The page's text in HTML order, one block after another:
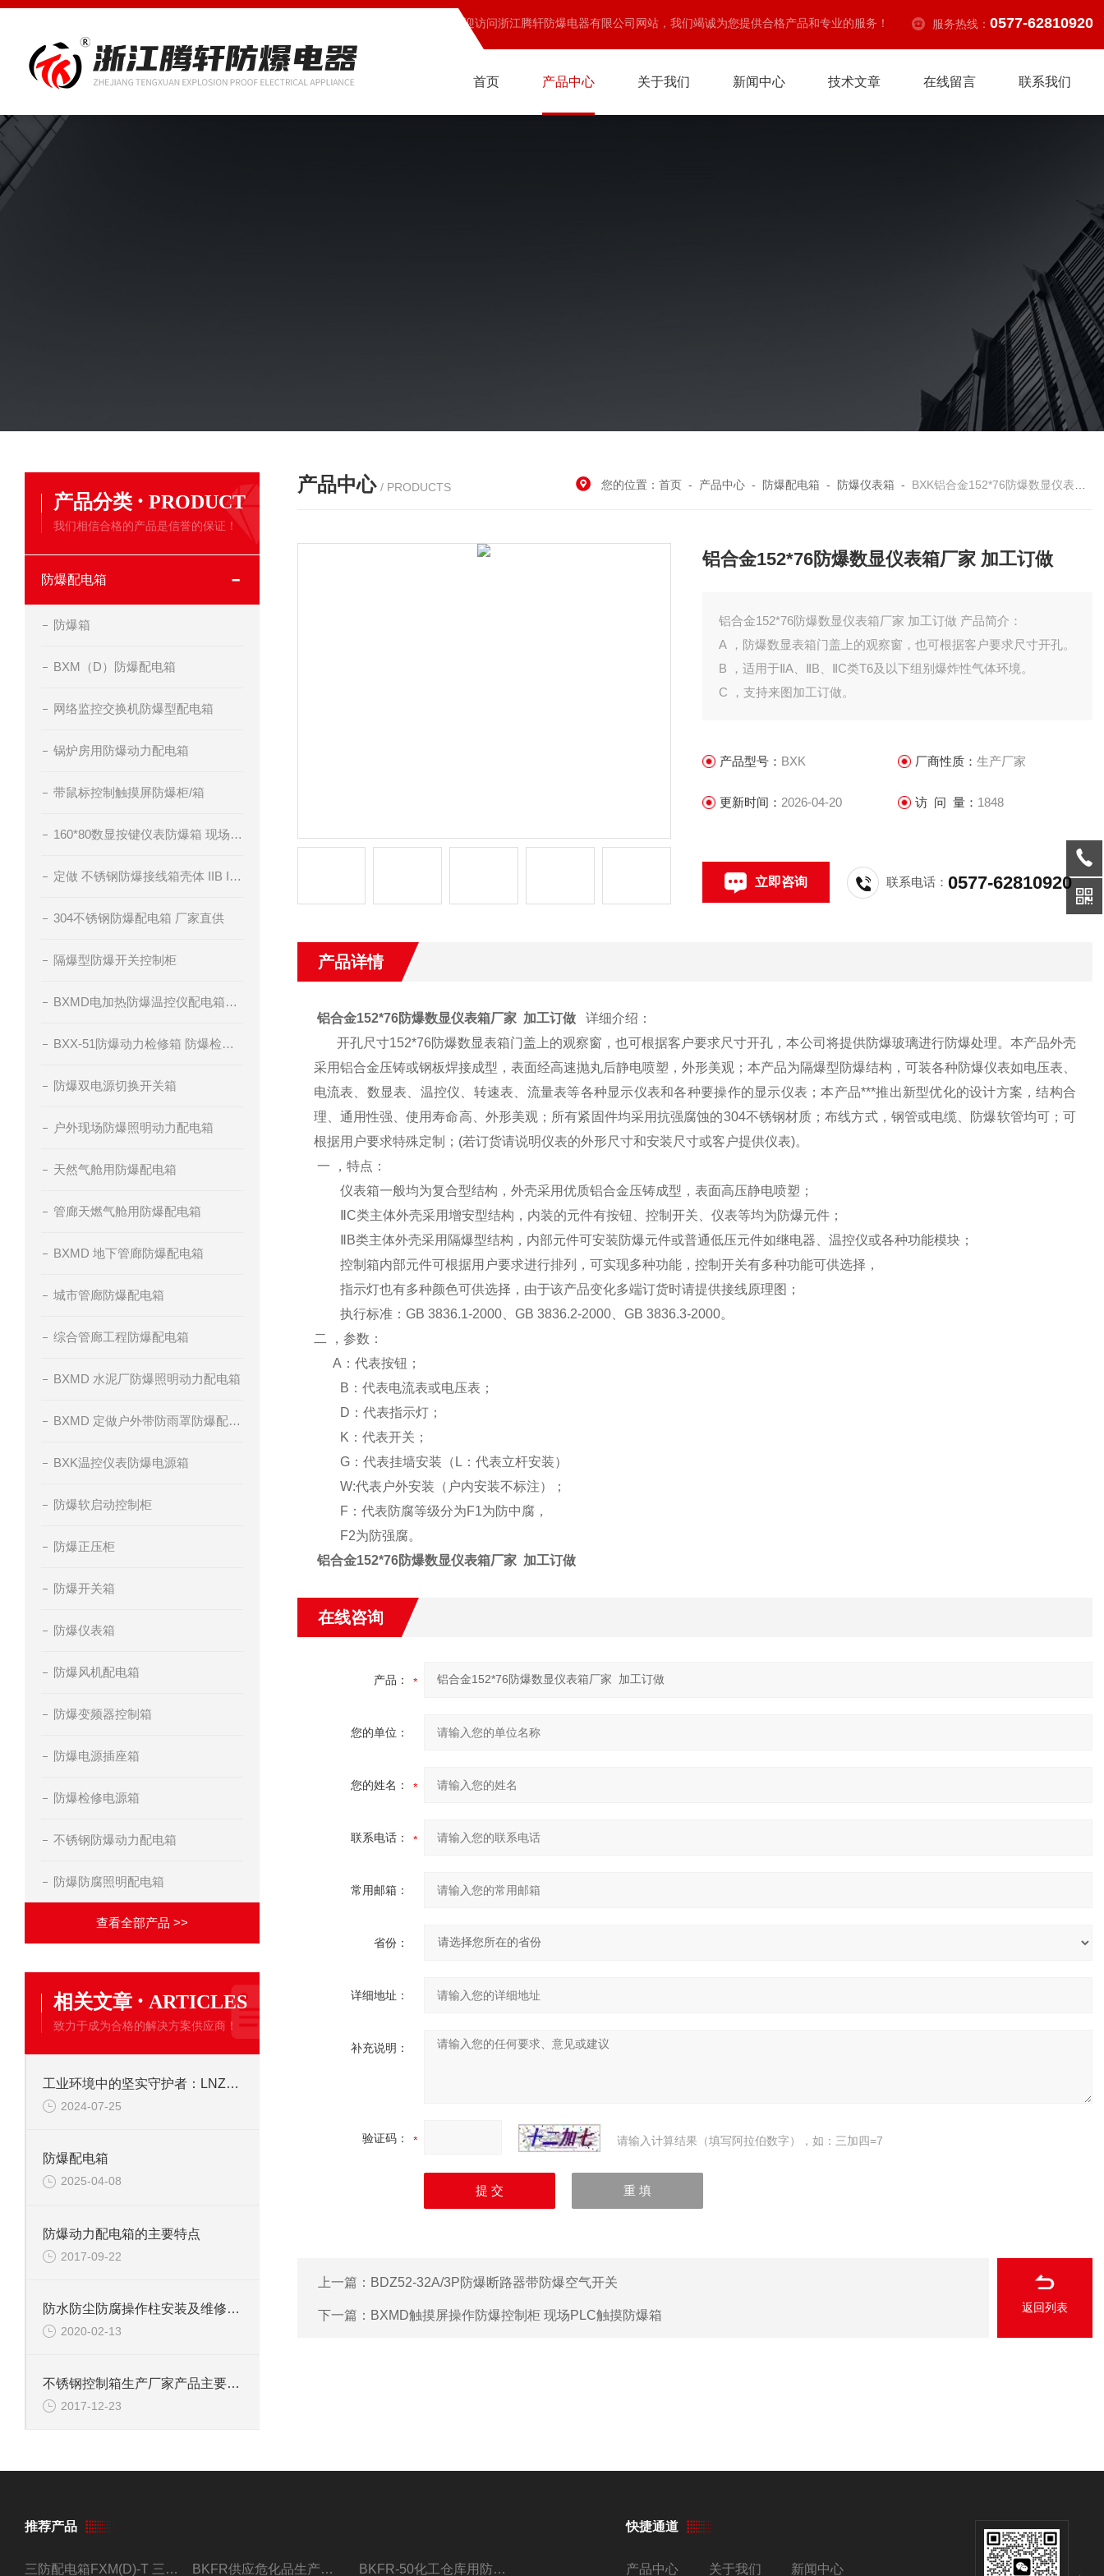
欢迎访问浙江腾轩防爆电器有限公司网站，我们竭诚为您提供合格产品和专业的服务！ 服务热线： 0577-62810920
首页 产品中心 关于我们 新闻中心 技术文章 在线留言 联系我们
产品分类 · PRODUCT
我们相信合格的产品是信誉的保证！
防爆配电箱
防爆箱
BXM（D）防爆配电箱
网络监控交换机防爆型配电箱
锅炉房用防爆动力配电箱
带鼠标控制触摸屏防爆柜/箱
160*80数显按键仪表防爆箱 现场仪表防爆控制箱
定做 不锈钢防爆接线箱壳体 IIB IIC级
304不锈钢防爆配电箱 厂家直供
隔爆型防爆开关控制柜
BXMD电加热防爆温控仪配电箱订做
BXX-51防爆动力检修箱 防爆检修插座箱
防爆双电源切换开关箱
户外现场防爆照明动力配电箱
天然气舱用防爆配电箱
管廊天燃气舱用防爆配电箱
BXMD 地下管廊防爆配电箱
城市管廊防爆配电箱
综合管廊工程防爆配电箱
BXMD 水泥厂防爆照明动力配电箱
BXMD 定做户外带防雨罩防爆配电箱
BXK温控仪表防爆电源箱
防爆软启动控制柜
防爆正压柜
防爆开关箱
防爆仪表箱
防爆风机配电箱
防爆变频器控制箱
防爆电源插座箱
防爆检修电源箱
不锈钢防爆动力配电箱
防爆防腐照明配电箱
查看全部产品 >>
相关文章 · ARTICLES
致力于成为合格的解决方案供应商！
工业环境中的坚实守护者：LNZ防水防尘操作柱
2024-07-25
防爆配电箱
2025-04-08
防爆动力配电箱的主要特点
2017-09-22
防水防尘防腐操作柱安装及维修方式
2020-02-13
不锈钢控制箱生产厂家产品主要特点
2017-12-23
产品中心 / PRODUCTS 您的位置：首页 - 产品中心 - 防爆配电箱 - 防爆仪表箱 - BXK铝合金152*76防爆数显仪表箱厂家 加工订做
铝合金152*76防爆数显仪表箱厂家 加工订做
铝合金152*76防爆数显仪表箱厂家 加工订做 产品简介：
A ，防爆数显表箱门盖上的观察窗，也可根据客户要求尺寸开孔。
B ，适用于ⅡA、ⅡB、ⅡC类T6及以下组别爆炸性气体环境。
C ，支持来图加工订做。
产品型号： BXK 厂商性质： 生产厂家
更新时间： 2026-04-20 访 问 量： 1848
立即咨询 联系电话：0577-62810920
产品详情
铝合金152*76防爆数显仪表箱厂家 加工订做详细介绍：
开孔尺寸152*76防爆数显表箱门盖上的观察窗，也可根据客户要求尺寸开孔，本公司将提供防爆玻璃进行防爆处理。本产品外壳
采用铝合金压铸或钢板焊接成型，表面经高速抛丸后静电喷塑，外形美观；本产品为隔爆型防爆结构，可装各种防爆仪表如电压表、
电流表、数显表、温控仪、转速表、流量表等各种显示仪表和各种要操作的显示仪表；本产品***推出新型优化的设计方案，结构合
理、通用性强、使用寿命高、外形美观；所有紧固件均采用抗强腐蚀的304不锈钢材质；布线方式，钢管或电缆、防爆软管均可；可
根据用户要求特殊定制；(若订货请说明仪表的外形尺寸和安装尺寸或客户提供仪表)。
一 ，特点：
仪表箱一般均为复合型结构，外壳采用优质铝合金压铸成型，表面高压静电喷塑；
ⅡC类主体外壳采用增安型结构，内装的元件有按钮、控制开关、仪表等均为防爆元件；
ⅡB类主体外壳采用隔爆型结构，内部元件可安装防爆元件或普通低压元件如继电器、温控仪或各种功能模块；
控制箱内部元件可根据用户要求进行排列，可实现多种功能，控制开关有多种功能可供选择，
指示灯也有多种颜色可供选择，由于该产品变化多端订货时请提供接线原理图；
执行标准：GB 3836.1-2000、GB 3836.2-2000、GB 3836.3-2000。
二 ，参数：
A：代表按钮；
B：代表电流表或电压表；
D：代表指示灯；
K：代表开关；
G：代表挂墙安装（L：代表立杆安装）
W:代表户外安装（户内安装不标注）；
F：代表防腐等级分为F1为防中腐，
F2为防强腐。
铝合金152*76防爆数显仪表箱厂家 加工订做
在线咨询
产品：
您的单位：
您的姓名：
联系电话：
常用邮箱：
省份：
详细地址：
补充说明：
验证码： 请输入计算结果（填写阿拉伯数字），如：三加四=7
上一篇： BDZ52-32A/3P防爆断路器带防爆空气开关
下一篇： BXMD触摸屏操作防爆控制柜 现场PLC触摸防爆箱
返回列表
推荐产品
三防配电箱FXM(D)-T 三防型黑色工程塑料 BKFR供应危化品生产车间1.5匹2匹3匹5匹防爆空调 BKFR-50化工仓库用防爆空调器 加工定制改装
快捷通道
产品中心 关于我们 新闻中心